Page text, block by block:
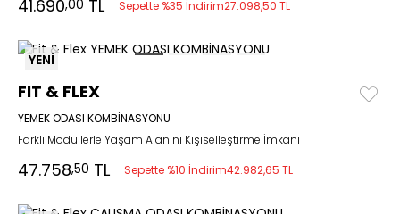
41.690,00 TL Sepette %35 İndirim27.098,50 TL
YENİ
FIT & FLEX
YEMEK ODASI KOMBİNASYONU
Farklı Modüllerle Yaşam Alanını Kişiselleştirme İmkanı
47.758,50 TL Sepette %10 İndirim42.982,65 TL